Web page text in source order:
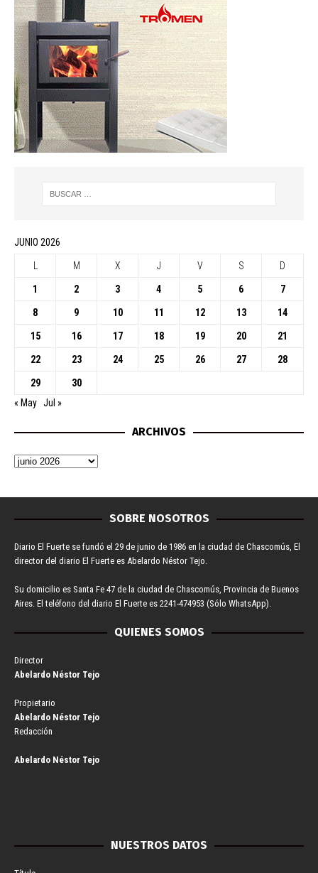
JUNIO 2026
M X J V S D
1 2 3 4 5 6 7
8 9 10 11 12 13 14
15 16 17 18 19 20 21
22 23 24 25 26 27 28
29
30
« May Jul »
ARCHIVOS
SOBRE NOSOTROS
Diario El Fuerte se fundó el 29 de junio de 1986 en la ciudad de Chascomús, El
director del diario El Fuerte es Abelardo Néstor Tejo.
Su domicilio es Santa Fe 47 de la ciudad de Chascomús, Provincia de Buenos
Aires. El teléfono del diario El Fuerte es 2241-474953 (Sólo WhatsApp).
QUIENES SOMOS
Director
Abelardo Néstor Tejo
Propietario
Abelardo Néstor Tejo
Redacción
Abelardo Néstor Tejo
NUESTROS DATOS